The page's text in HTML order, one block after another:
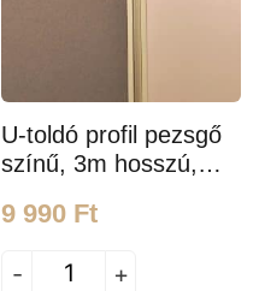
U-toldó profil pezsgő
színű, 3m hosszú,
mélységű
9 990 Ft
- +